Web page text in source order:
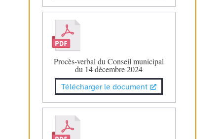
Procès-verbal du Conseil municipal
du 14 décembre 2024
Télécharger le document